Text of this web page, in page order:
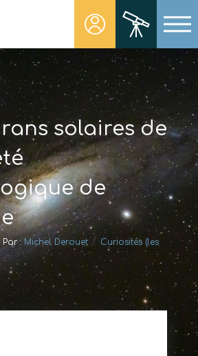
de Touraine
sur notre univers
solaires de
de
Par : Michel Derouet/ Curiosités (les